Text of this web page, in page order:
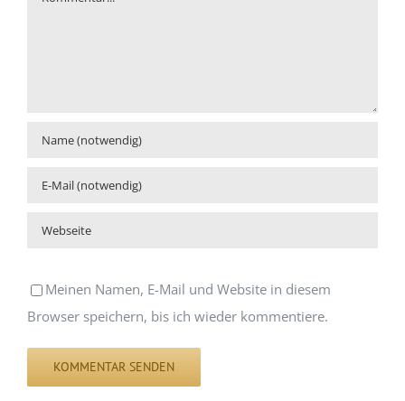
Meinen Namen, E-Mail und Website in diesem
Browser speichern, bis ich wieder kommentiere.